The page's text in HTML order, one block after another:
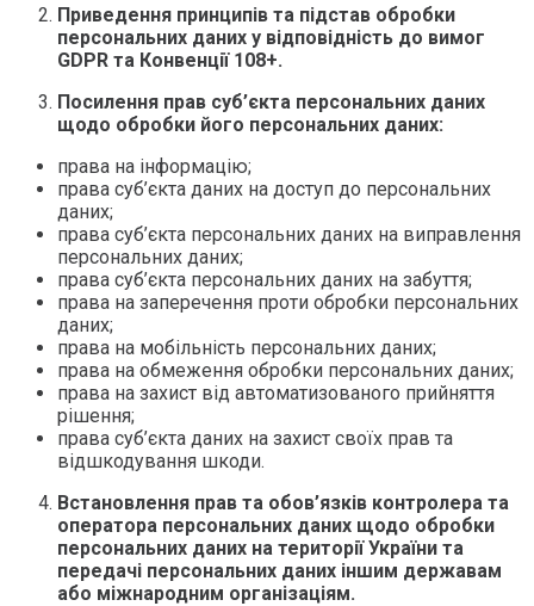
Приведення принципів та підстав обробки
персональних даних у відповідність до вимог
GDPR та Конвенції 108+.
Посилення прав суб’єкта персональних даних
щодо обробки його персональних даних:
права на інформацію;
права суб’єкта даних на доступ до персональних
даних;
права суб’єкта персональних даних на виправлення
персональних даних;
права суб’єкта персональних даних на забуття;
права на заперечення проти обробки персональних
даних;
права на мобільність персональних даних;
права на обмеження обробки персональних даних;
права на захист від автоматизованого прийняття
рішення;
права суб’єкта даних на захист своїх прав та
відшкодування шкоди.
Встановлення прав та обов’язків контролера та
оператора персональних даних щодо обробки
персональних даних на території України та
передачі персональних даних іншим державам
або міжнародним організаціям.